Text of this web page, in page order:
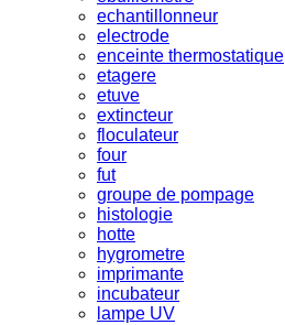
echantillonneur
electrode
enceinte thermostatique
etagere
etuve
extincteur
floculateur
four
fut
groupe de pompage
histologie
hotte
hygrometre
imprimante
incubateur
lampe UV